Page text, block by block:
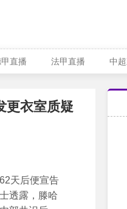
直播 法甲直播 中
更衣室质疑
天后便宣告
透露，滕哈